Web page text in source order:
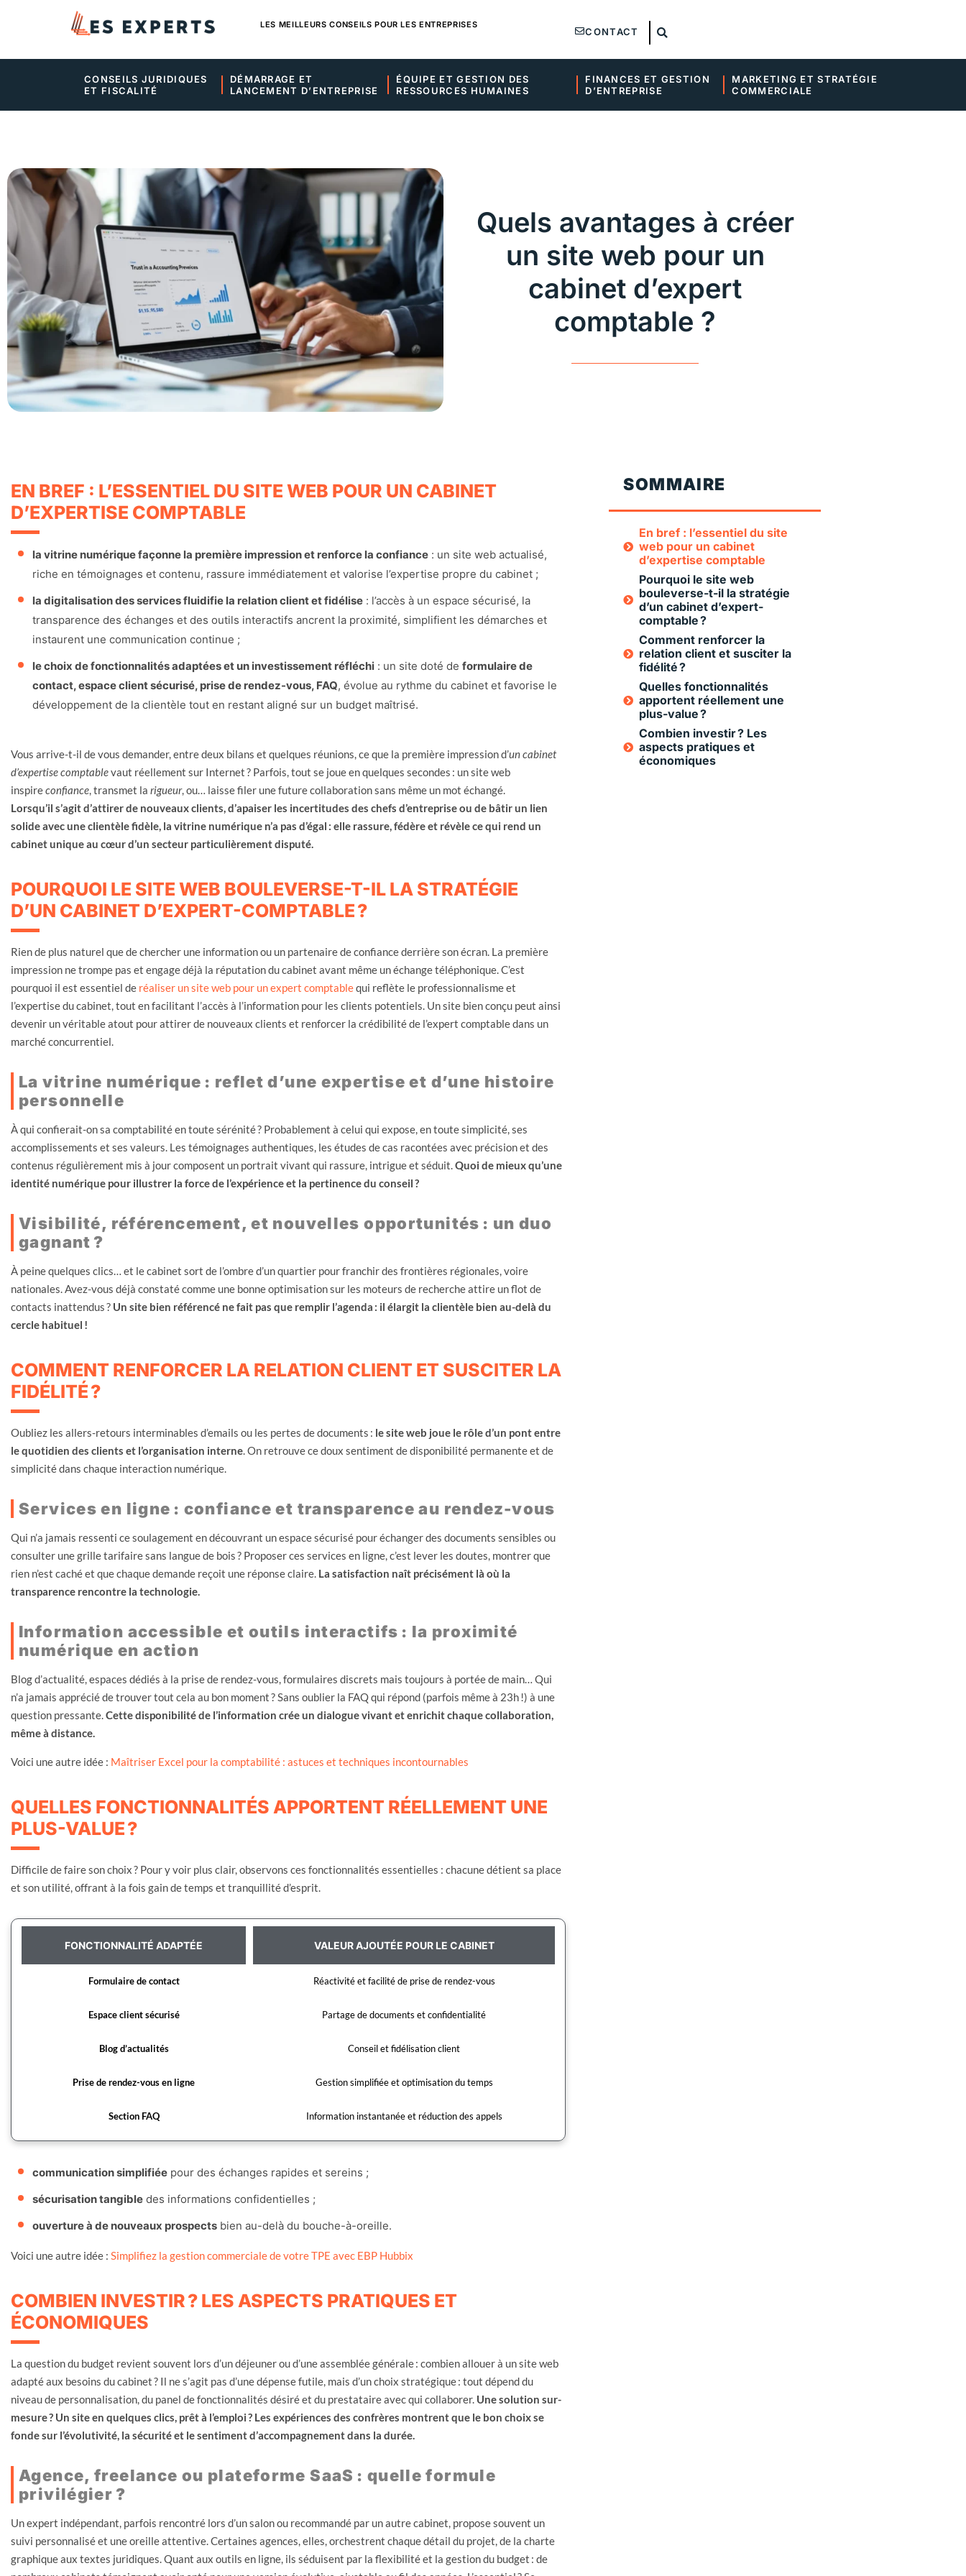
LES MEILLEURS CONSEILS POUR LES ENTREPRISES
CONTACT
CONSEILS JURIDIQUES
ET FISCALITÉ
DÉMARRAGE ET
LANCEMENT D’ENTREPRISE
ÉQUIPE ET GESTION DES
RESSOURCES HUMAINES
FINANCES ET GESTION
D’ENTREPRISE
MARKETING ET STRATÉGIE
COMMERCIALE
Quels avantages à créer
un site web pour un
cabinet d’expert
comptable ?
EN BREF : L’ESSENTIEL DU SITE WEB POUR UN CABINET
D’EXPERTISE COMPTABLE
la vitrine numérique façonne la première impression et renforce la confiance : un site web actualisé,
riche en témoignages et contenu, rassure immédiatement et valorise l’expertise propre du cabinet ;
la digitalisation des services fluidifie la relation client et fidélise : l’accès à un espace sécurisé, la
transparence des échanges et des outils interactifs ancrent la proximité, simplifient les démarches et
instaurent une communication continue ;
le choix de fonctionnalités adaptées et un investissement réfléchi : un site doté de formulaire de
contact, espace client sécurisé, prise de rendez-vous, FAQ, évolue au rythme du cabinet et favorise le
développement de la clientèle tout en restant aligné sur un budget maîtrisé.
Vous arrive-t-il de vous demander, entre deux bilans et quelques réunions, ce que la première impression d’un cabinet
d’expertise comptablevaut réellement sur Internet ? Parfois, tout se joue en quelques secondes : un site web
inspireconfiance, transmet la rigueur, ou… laisse filer une future collaboration sans même un mot échangé.
Lorsqu’il s’agit d’attirer de nouveaux clients, d’apaiser les incertitudes des chefs d’entreprise ou de bâtir un lien
solide avec une clientèle fidèle, la vitrine numérique n’a pas d’égal : elle rassure, fédère et révèle ce qui rend un
cabinet unique au cœur d’un secteur particulièrement disputé.
POURQUOI LE SITE WEB BOULEVERSE-T-IL LA STRATÉGIE
D’UN CABINET D’EXPERT-COMPTABLE ?
Rien de plus naturel que de chercher une information ou un partenaire de confiance derrière son écran. La première
impression ne trompe pas et engage déjà la réputation du cabinet avant même un échange téléphonique. C’est
pourquoi il est essentiel de réaliser un site web pour un expert comptablequi reflète le professionnalisme et
l’expertise du cabinet, tout en facilitant l’accès à l’information pour les clients potentiels. Un site bien conçu peut ainsi
devenir un véritable atout pour attirer de nouveaux clients et renforcer la crédibilité de l’expert comptable dans un
marché concurrentiel.
La vitrine numérique : reflet d’une expertise et d’une histoire
personnelle
À qui confierait-on sa comptabilité en toute sérénité ? Probablement à celui qui expose, en toute simplicité, ses
accomplissements et ses valeurs. Les témoignages authentiques, les études de cas racontées avec précision et des
contenus régulièrement mis à jour composent un portrait vivant qui rassure, intrigue et séduit.Quoi de mieux qu’une
identité numérique pour illustrer la force de l’expérience et la pertinence du conseil ?
Visibilité, référencement, et nouvelles opportunités : un duo
gagnant ?
À peine quelques clics… et le cabinet sort de l’ombre d’un quartier pour franchir des frontières régionales, voire
nationales. Avez-vous déjà constaté comme une bonne optimisation sur les moteurs de recherche attire un flot de
contacts inattendus ? Un site bien référencé ne fait pas que remplir l’agenda : il élargit la clientèle bien au-delà du
cercle habituel !
COMMENT RENFORCER LA RELATION CLIENT ET SUSCITER LA
FIDÉLITÉ ?
Oubliez les allers-retours interminables d’emails ou les pertes de documents : le site web joue le rôle d’un pont entre
le quotidien des clients et l’organisation interne. On retrouve ce doux sentiment de disponibilité permanente et de
simplicité dans chaque interaction numérique.
Services en ligne : confiance et transparence au rendez-vous
Qui n’a jamais ressenti ce soulagement en découvrant un espace sécurisé pour échanger des documents sensibles ou
consulter une grille tarifaire sans langue de bois ? Proposer ces services en ligne, c’est lever les doutes, montrer que
rien n’est caché et que chaque demande reçoit une réponse claire. La satisfaction naît précisément là où la
transparence rencontre la technologie.
Information accessible et outils interactifs : la proximité
numérique en action
Blog d’actualité, espaces dédiés à la prise de rendez-vous, formulaires discrets mais toujours à portée de main… Qui
n’a jamais apprécié de trouver tout cela au bon moment ? Sans oublier la FAQ qui répond (parfois même à 23h !) à une
question pressante.Cette disponibilité de l’information crée un dialogue vivant et enrichit chaque collaboration,
même à distance.
Voici une autre idée : Maîtriser Excel pour la comptabilité : astuces et techniques incontournables
QUELLES FONCTIONNALITÉS APPORTENT RÉELLEMENT UNE
PLUS-VALUE ?
Difficile de faire son choix ? Pour y voir plus clair, observons ces fonctionnalités essentielles : chacune détient sa place
et son utilité, offrant à la fois gain de temps et tranquillité d’esprit.
FONCTIONNALITÉ ADAPTÉE VALEUR AJOUTÉE POUR LE CABINET
Formulaire de contact Réactivité et facilité de prise de rendez-vous
Espace client sécurisé Partage de documents et confidentialité
Blog d’actualités Conseil et fidélisation client
Prise de rendez-vous en ligne Gestion simplifiée et optimisation du temps
Section FAQ Information instantanée et réduction des appels
communication simplifiée pour des échanges rapides et sereins ;
sécurisation tangible des informations confidentielles ;
ouverture à de nouveaux prospects bien au-delà du bouche-à-oreille.
Voici une autre idée : Simplifiez la gestion commerciale de votre TPE avec EBP Hubbix
COMBIEN INVESTIR ? LES ASPECTS PRATIQUES ET
ÉCONOMIQUES
La question du budget revient souvent lors d’un déjeuner ou d’une assemblée générale : combien allouer à un site web
adapté aux besoins du cabinet ? Il ne s’agit pas d’une dépense futile, mais d’un choix stratégique : tout dépend du
niveau de personnalisation, du panel de fonctionnalités désiré et du prestataire avec qui collaborer. Une solution sur-
mesure ? Un site en quelques clics, prêt à l’emploi ? Les expériences des confrères montrent que le bon choix se
fonde sur l’évolutivité, la sécurité et le sentiment d’accompagnement dans la durée.
Agence, freelance ou plateforme SaaS : quelle formule
privilégier ?
Un expert indépendant, parfois rencontré lors d’un salon ou recommandé par un autre cabinet, propose souvent un
suivi personnalisé et une oreille attentive. Certaines agences, elles, orchestrent chaque détail du projet, de la charte
graphique aux textes juridiques. Quant aux outils en ligne, ils séduisent par la flexibilité et la gestion du budget : de
SOMMAIRE
En bref : l’essentiel du site
web pour un cabinet
d’expertise comptable
Pourquoi le site web
bouleverse-t-il la stratégie
d’un cabinet d’expert-
comptable ?
Comment renforcer la
relation client et susciter la
fidélité ?
Quelles fonctionnalités
apportent réellement une
plus-value ?
Combien investir ? Les
aspects pratiques et
économiques